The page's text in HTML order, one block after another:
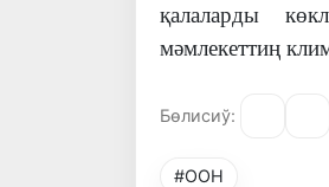
қалаларды
мәмлекеттиң
Бөлисиў:
#ООН